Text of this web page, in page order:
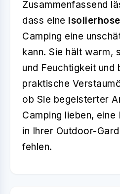
Zusammenfassend
dass eine Isolierhose
Camping eine
kann. Sie hält warm,
und Feuchtigkeit und
praktische
ob Sie begeisterter
Camping lieben,
in Ihrer Outdoor-
fehlen.